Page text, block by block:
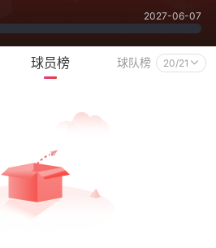
2027-06-07
球员榜 球队榜 20/21